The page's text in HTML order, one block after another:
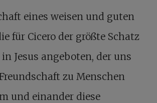
eines weisen und guten
für Cicero der größte Schatz
Jesus angeboten, der uns
zu Menschen
und einander diese